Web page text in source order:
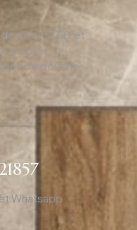
miroirs LED et
de bain
de douche
Whatsapp